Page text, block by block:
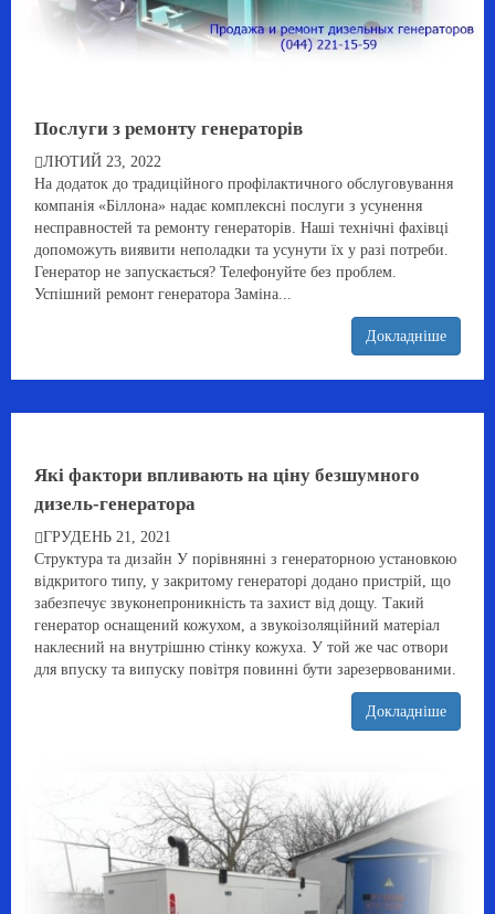
Послуги з ремонту генераторів
ЛЮТИЙ 23, 2022
На додаток до традиційного профілактичного обслуговування
компанія «Біллона» надає комплексні послуги з усунення
несправностей та ремонту генераторів. Наші технічні фахівці
допоможуть виявити неполадки та усунути їх у разі потреби.
Генератор не запускається? Телефонуйте без проблем.
Успішний ремонт генератора Заміна...
Докладніше
Які фактори впливають на ціну безшумного
дизель-генератора
ГРУДЕНЬ 21, 2021
Структура та дизайн У порівнянні з генераторною установкою
відкритого типу, у закритому генераторі додано пристрій, що
забезпечує звуконепроникність та захист від дощу. Такий
генератор оснащений кожухом, а звукоізоляційний матеріал
наклеєний на внутрішню стінку кожуха. У той же час отвори
для впуску та випуску повітря повинні бути зарезервованими.
Докладніше